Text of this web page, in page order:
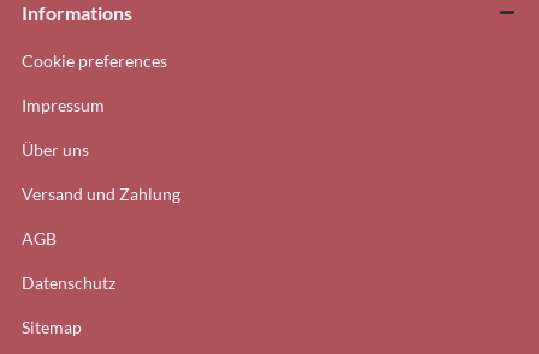
Informations
Cookie preferences
Impressum
Über uns
Versand und Zahlung
AGB
Datenschutz
Sitemap